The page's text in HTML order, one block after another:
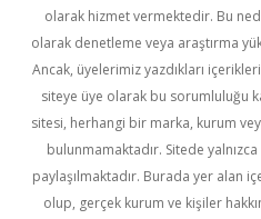
olarak hizmet vermektedir. Bu
olarak denetleme veya araştırma
Ancak, üyelerimiz yazdıkları
siteye üye olarak bu sorumluluğu
sitesi, herhangi bir marka, kurum
bulunmamaktadır. Sitede
paylaşılmaktadır. Burada yer alan
olup, gerçek kurum ve kişiler